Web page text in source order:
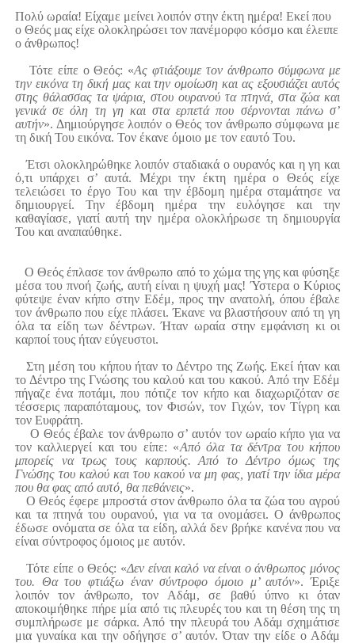
Πολύ ωραία! Είχαμε μείνει λοιπόν στην έκτη ημέρα! Εκεί που
ο Θεός μας είχε ολοκληρώσει τον πανέμορφο κόσμο και έλειπε
ο άνθρωπος!
Τότε είπε ο Θεός: «Ας φτιάξουμε τον άνθρωπο σύμφωνα με
την εικόνα τη δική μας και την ομοίωση και ας εξουσιάζει αυτός
στης θάλασσας τα ψάρια, στου ουρανού τα πτηνά, στα ζώα και
γενικά σε όλη τη γη και στα ερπετά που σέρνονται πάνω σ’
αυτήν». Δημιούργησε λοιπόν ο Θεός τον άνθρωπο σύμφωνα με
τη δική Του εικόνα. Τον έκανε όμοιο με τον εαυτό Του.
Έτσι ολοκληρώθηκε λοιπόν σταδιακά ο ουρανός και η γη και
ό,τι υπάρχει σ’ αυτά. Μέχρι την έκτη ημέρα ο Θεός είχε
τελειώσει το έργο Του και την έβδομη ημέρα σταμάτησε να
δημιουργεί. Την έβδομη ημέρα την ευλόγησε και την
καθαγίασε, γιατί αυτή την ημέρα ολοκλήρωσε τη δημιουργία
Του και αναπαύθηκε.
Ο Θεός έπλασε τον άνθρωπο από το χώμα της γης και φύσηξε
μέσα του πνοή ζωής, αυτή είναι η ψυχή μας! Ύστερα ο Κύριος
φύτεψε έναν κήπο στην Εδέμ, προς την ανατολή, όπου έβαλε
τον άνθρωπο που είχε πλάσει. Έκανε να βλαστήσουν από τη γη
όλα τα είδη των δέντρων. Ήταν ωραία στην εμφάνιση κι οι
καρποί τους ήταν εύγευστοι.
Στη μέση του κήπου ήταν το Δέντρο της Ζωής. Εκεί ήταν και
το Δέντρο της Γνώσης του καλού και του κακού. Από την Εδέμ
πήγαζε ένα ποτάμι, που πότιζε τον κήπο και διαχωριζόταν σε
τέσσερις παραπόταμους, τον Φισών, τον Γιχών, τον Τίγρη και
τον Ευφράτη.
Ο Θεός έβαλε τον άνθρωπο σ’ αυτόν τον ωραίο κήπο για να
τον καλλιεργεί και του είπε: «Από όλα τα δέντρα του κήπου
μπορείς να τρως τους καρπούς. Από το Δέντρο όμως της
Γνώσης του καλού και του κακού να μη φας, γιατί την ίδια μέρα
που θα φας από αυτό, θα πεθάνεις».
Ο Θεός έφερε μπροστά στον άνθρωπο όλα τα ζώα του αγρού
και τα πτηνά του ουρανού, για να τα ονομάσει. Ο άνθρωπος
έδωσε ονόματα σε όλα τα είδη, αλλά δεν βρήκε κανένα που να
είναι σύντροφος όμοιος με αυτόν.
Τότε είπε ο Θεός: «Δεν είναι καλό να είναι ο άνθρωπος μόνος
του. Θα του φτιάξω έναν σύντροφο όμοιο μ’ αυτόν». Έριξε
λοιπόν τον άνθρωπο, τον Αδάμ, σε βαθύ ύπνο κι όταν
αποκοιμήθηκε πήρε μία από τις πλευρές του και τη θέση της τη
συμπλήρωσε με σάρκα. Από την πλευρά του Αδάμ σχημάτισε
μια γυναίκα και την οδήγησε σ’ αυτόν. Όταν την είδε ο Αδάμ